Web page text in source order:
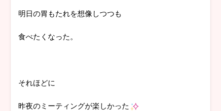
明日の胃もたれを想像しつつも
食べたくなった。
それほどに
昨夜のミーティングが楽しかった